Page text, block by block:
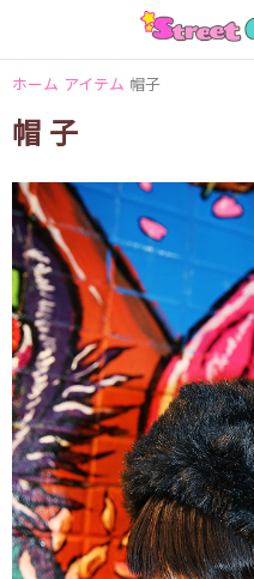
ホーム アイテム 帽子
帽子